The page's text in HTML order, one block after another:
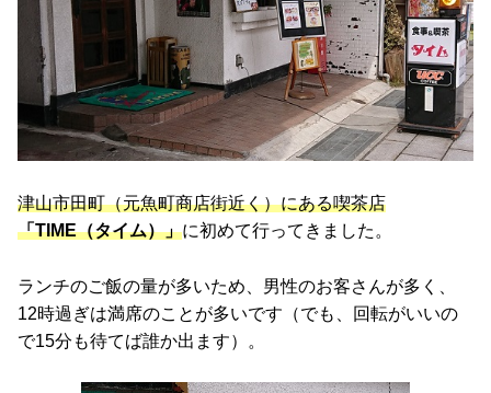
津山市田町（元魚町商店街近く）にある喫茶店
「TIME（タイム）」に初めて行ってきました。
ランチのご飯の量が多いため、男性のお客さんが多く、
12時過ぎは満席のことが多いです（でも、回転がいいの
で15分も待てば誰か出ます）。